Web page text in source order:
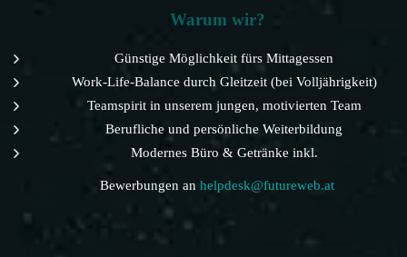
Warum wir?
Günstige Möglichkeit fürs Mittagessen
Work-Life-Balance durch Gleitzeit (bei Volljährigkeit)
Teamspirit in unserem jungen, motivierten Team
Berufliche und persönliche Weiterbildung
Modernes Büro & Getränke inkl.
Bewerbungen an helpdesk@futureweb.at